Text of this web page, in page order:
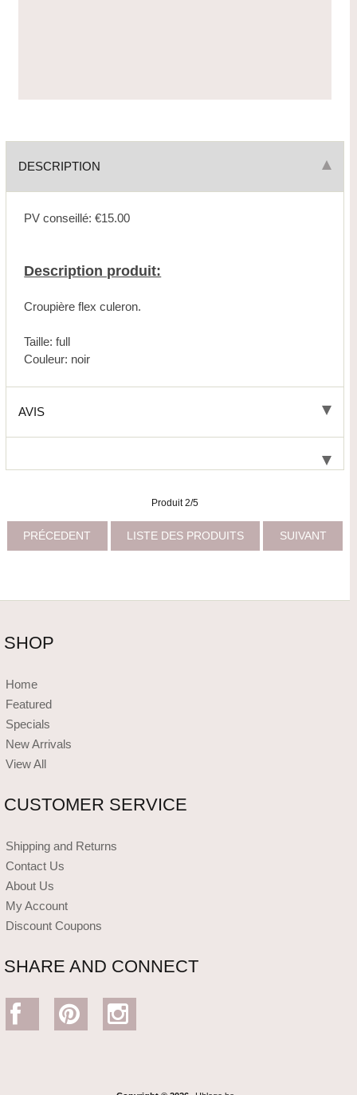
DESCRIPTION
PV conseillé: €15.00
Description produit:
Croupière flex culeron.
Taille: full
Couleur: noir
AVIS
Produit 2/5
PRÉCEDENT LISTE DES PRODUITS SUIVANT
SHOP
Home
Featured
Specials
New Arrivals
View All
CUSTOMER SERVICE
Shipping and Returns
Contact Us
About Us
My Account
Discount Coupons
SHARE AND CONNECT